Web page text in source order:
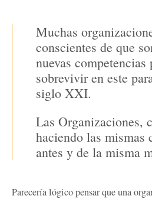
Muchas
conscientes de que
nuevas competencias
sobrevivir en este
siglo XXI.
Las Organizaciones,
haciendo las mismas
antes y de la misma
Parecería lógico pensar que una